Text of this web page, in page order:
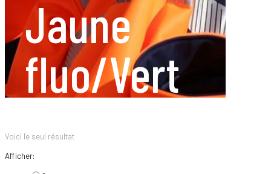
Jaune
fluo/Vert
Voici le seul résultat
Afficher: